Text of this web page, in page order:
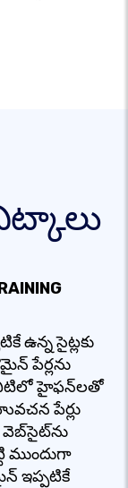
ఉన్న సైట్లకు
పేర్లను
వీటిలో హైఫన్‌లతో
పేర్లు
ముందుగా
ఇప్పటికే